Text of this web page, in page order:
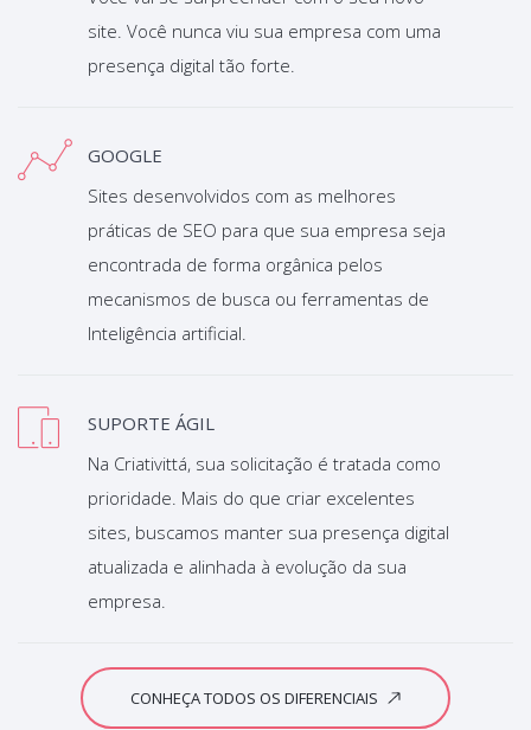
site. Você nunca viu sua empresa com uma
presença digital tão forte.
GOOGLE
Sites desenvolvidos com as melhores
práticas de SEO para que sua empresa seja
encontrada de forma orgânica pelos
mecanismos de busca ou ferramentas de
Inteligência artificial.
SUPORTE ÁGIL
Na Criativittá, sua solicitação é tratada como
prioridade. Mais do que criar excelentes
sites, buscamos manter sua presença digital
atualizada e alinhada à evolução da sua
empresa.
CONHEÇA TODOS OS DIFERENCIAIS